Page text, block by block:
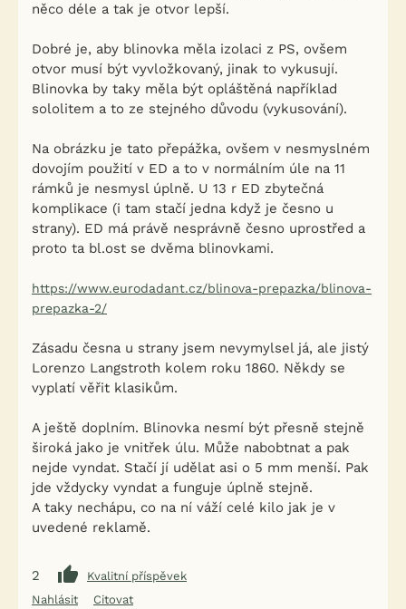
něco déle a tak je otvor lepší.
Dobré je, aby blinovka měla izolaci z PS, ovšem
otvor musí být vyvložkovaný, jinak to vykusují.
Blinovka by taky měla být opláštěná například
sololitem a to ze stejného důvodu (vykusování).
Na obrázku je tato přepážka, ovšem v nesmyslném
dovojím použití v ED a to v normálním úle na 11
rámků je nesmysl úplně. U 13 r ED zbytečná
komplikace (i tam stačí jedna když je česno u
strany). ED má právě nesprávně česno uprostřed a
proto ta bl.ost se dvěma blinovkami.
https://www.eurodadant.cz/blinova-prepazka/blinova-
prepazka-2/
Zásadu česna u strany jsem nevymylsel já, ale jistý
Lorenzo Langstroth kolem roku 1860. Někdy se
vyplatí věřit klasikům.
A ještě doplním. Blinovka nesmí být přesně stejně
široká jako je vnitřek úlu. Může nabobtnat a pak
nejde vyndat. Stačí jí udělat asi o 5 mm menší. Pak
jde vždycky vyndat a funguje úplně stejně.
A taky nechápu, co na ní váží celé kilo jak je v
uvedené reklamě.
2
Kvalitní příspěvek
Nahlásit
Citovat